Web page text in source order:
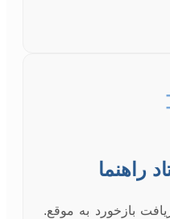
راهنما
بازخورد به موقع.